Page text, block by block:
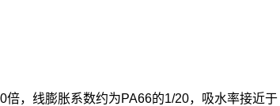
，线膨胀系数约为PA66的1/20，吸水率接近于